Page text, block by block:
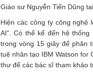
Giáo sư Nguyễn Tiến Dũng
Hiện các công ty công
AI". Có thể kể đến hệ
trong vòng 15 giây để phân
tuệ nhân tạo IBM Watson
thư để các bác sĩ tham khảo